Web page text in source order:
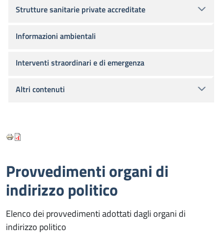
Provvedimenti organi di
indirizzo politico
Elenco dei provvedimenti adottati dagli organi di
indirizzo politico
Strutture sanitarie private accreditate
Informazioni ambientali
Interventi straordinari e di emergenza
Altri contenuti